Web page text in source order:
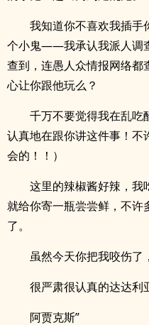
我知道你不喜欢我插手
个小鬼——我承认我派人调
查到，连愚人众情报网络
心让你跟他玩么？
千万不要觉得我在乱
认真地在跟你讲这件事！
会的！！）
这里的辣椒酱好辣，我
就给你寄一瓶尝尝鲜，不许
了。
虽然今天你把我咬伤了
很严肃很认真的达达利
阿贾克斯”